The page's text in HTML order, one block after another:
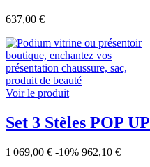
637,00 €
Voir le produit
Set 3 Stèles POP UP
1 069,00 € -10% 962,10 €